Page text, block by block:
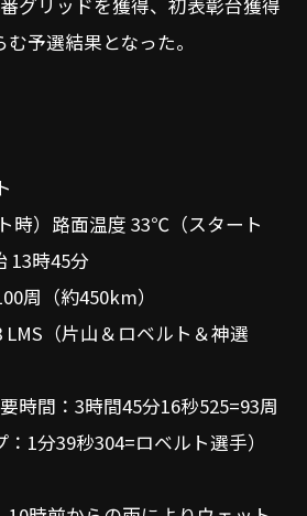
グリッドを獲得、初表彰台獲得
予選結果となった。
時）路面温度 33℃（スタート
13時45分
周（約450km）
（片山＆ロベルト＆神選
時間：3時間45分16秒525=93周
1分39秒304=ロベルト選手）